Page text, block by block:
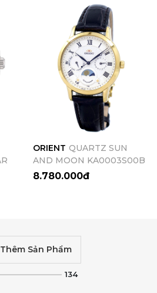
ORIENT QUARTZ SUN
AND MOON KA0003S00B
8.780.000đ
Sản Phẩm
134